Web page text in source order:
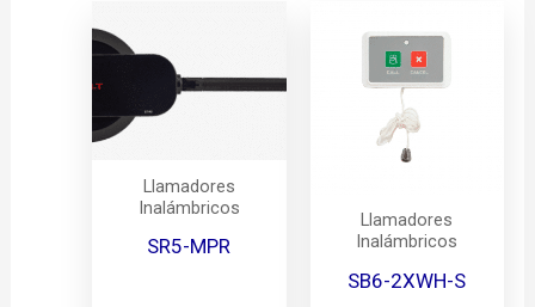
Llamadores
Inalámbricos
SR5-MPR
Llamadores
Inalámbricos
SB6-2XWH-S